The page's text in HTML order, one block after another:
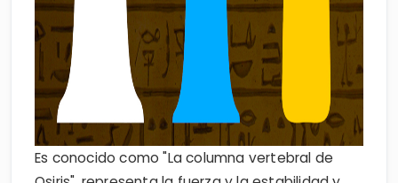
Es conocido como "La columna vertebral de